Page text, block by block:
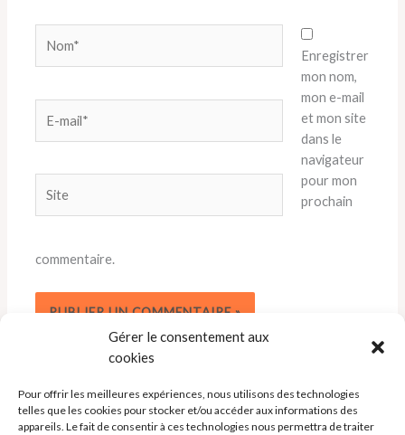
Gérer le consentement aux
cookies
Pour offrir les meilleures expériences, nous utilisons des technologies
telles que les cookies pour stocker et/ou accéder aux informations des
appareils. Le fait de consentir à ces technologies nous permettra de traiter
mail*
Enregistrer
mon nom,
mon e-mail
et mon site
dans le
navigateur
pour mon
prochain
commentaire.